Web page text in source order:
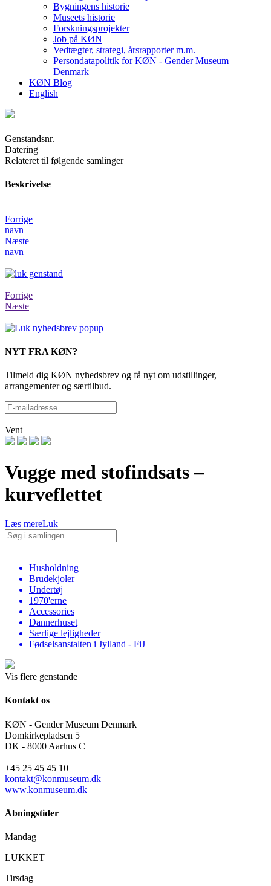
Bygningens historie
Museets historie
Forskningsprojekter
Job på KØN
Vedtægter, strategi, årsrapporter m.m.
Persondatapolitik for KØN - Gender Museum
Denmark
KØN Blog
English
Genstandsnr.
Datering
Relateret til følgende samlinger
Beskrivelse
Forrige
navn
Næste
navn
Forrige
Næste
NYT FRA KØN?
Tilmeld dig KØN nyhedsbrev og få nyt om udstillinger,
arrangementer og særtilbud.
Vent
Vugge med stofindsats –
kurveflettet
Læs mereLuk
Husholdning
Brudekjoler
Undertøj
1970'erne
Accessories
Dannerhuset
Særlige lejligheder
Fødselsanstalten i Jylland - FiJ
Vis flere genstande
Kontakt os
KØN - Gender Museum Denmark
Domkirkepladsen 5
DK - 8000 Aarhus C
+45 25 45 45 10
kontakt@konmuseum.dk
www.konmuseum.dk
Åbningstider
Mandag
LUKKET
Tirsdag